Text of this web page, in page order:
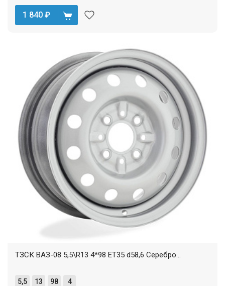
1 840 ₽
ТЗСК ВАЗ-08 5,5\R13 4*98 ET35 d58,6 Серебро...
5,5 13 98 4